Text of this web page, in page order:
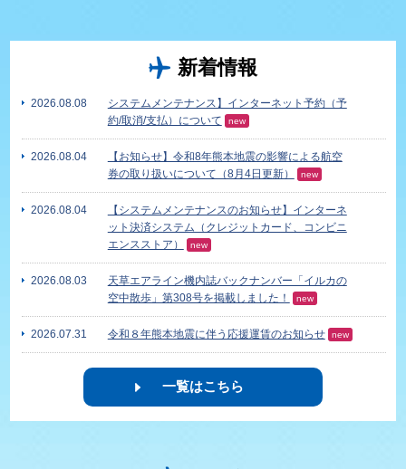
新着情報
2026.08.08
システムメンテナンス】インターネット予約（予
約/取消/支払）について
new
2026.08.04
【お知らせ】令和8年熊本地震の影響による航空
券の取り扱いについて（8月4日更新）
new
2026.08.04
【システムメンテナンスのお知らせ】インターネ
ット決済システム（クレジットカード、コンビニ
エンスストア）
new
2026.08.03
天草エアライン機内誌バックナンバー「イルカの
空中散歩」第308号を掲載しました！
new
2026.07.31 令和８年熊本地震に伴う応援運賃のお知らせ new
一覧はこちら